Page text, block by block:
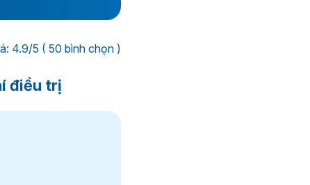
4.9/5 ( 50 bình chọn )
điều trị